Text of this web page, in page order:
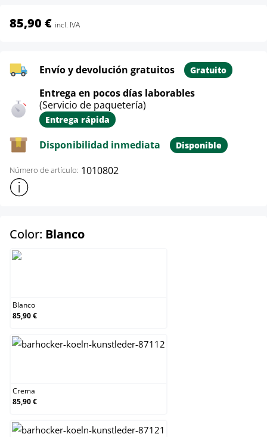
85,90 € incl. IVA
Envío y devolución gratuitos Gratuito
Entrega en pocos días laborables
(Servicio de paquetería)
Entrega rápida
Disponibilidad inmediata Disponible
Número de artículo: 1010802
Mostrar más información sobre el producto
Color: Blancoselect
Blanco
85,90 €
Crema
85,90 €